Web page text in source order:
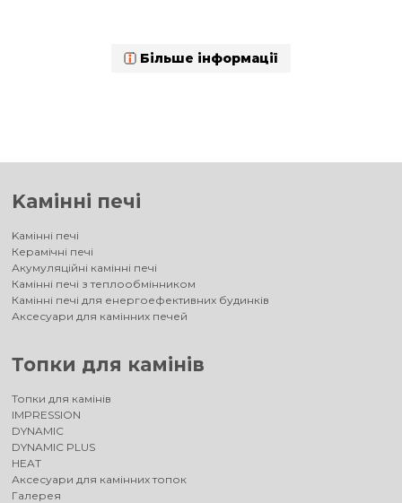
Більше інформації
Kамінні печі
Kамінні печі
Керамічні печі
Акумуляційні камінні печі
Камінні печі з теплообмінником
Камінні печі для енергоефективних будинків
Аксесуари для камінних печей
Топки для камінів
Топки для камінів
IMPRESSION
DYNAMIC
DYNAMIC PLUS
HEAT
Аксесуари для камінних топок
Галерея